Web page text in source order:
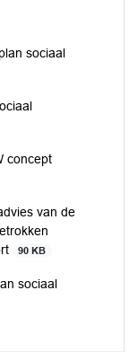
sociaal
concept
van de
90 KB
sociaal